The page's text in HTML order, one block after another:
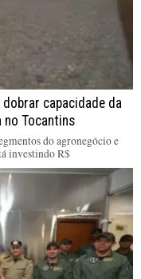
capacidade da
no Tocantins
do agronegócio e
investindo R$